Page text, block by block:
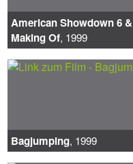
American Showdown 6 &
Making Of, 1999
Bagjumping, 1999